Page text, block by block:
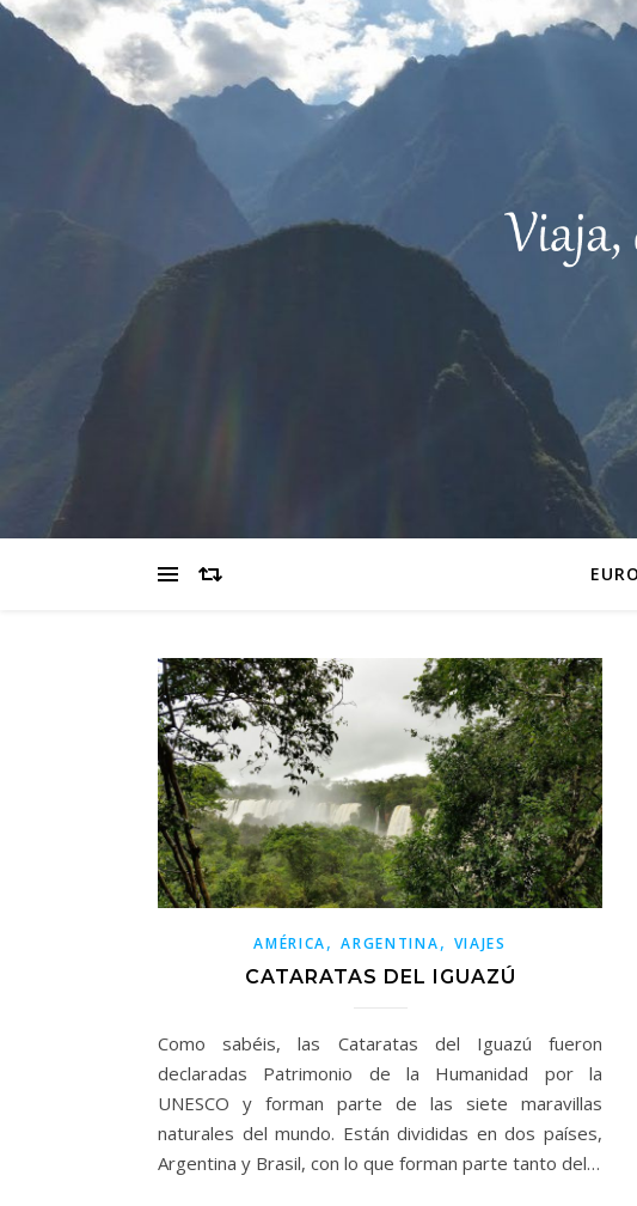
AMÉRICA,ARGENTINA, VIAJES
CATARATAS DEL IGUAZÚ
Como sabéis, las Cataratas del Iguazú fueron
declaradas Patrimonio de la Humanidad por la
UNESCO y forman parte de las siete maravillas
naturales del mundo. Están divididas en dos países,
Argentina y Brasil, con lo que forman parte tanto del…